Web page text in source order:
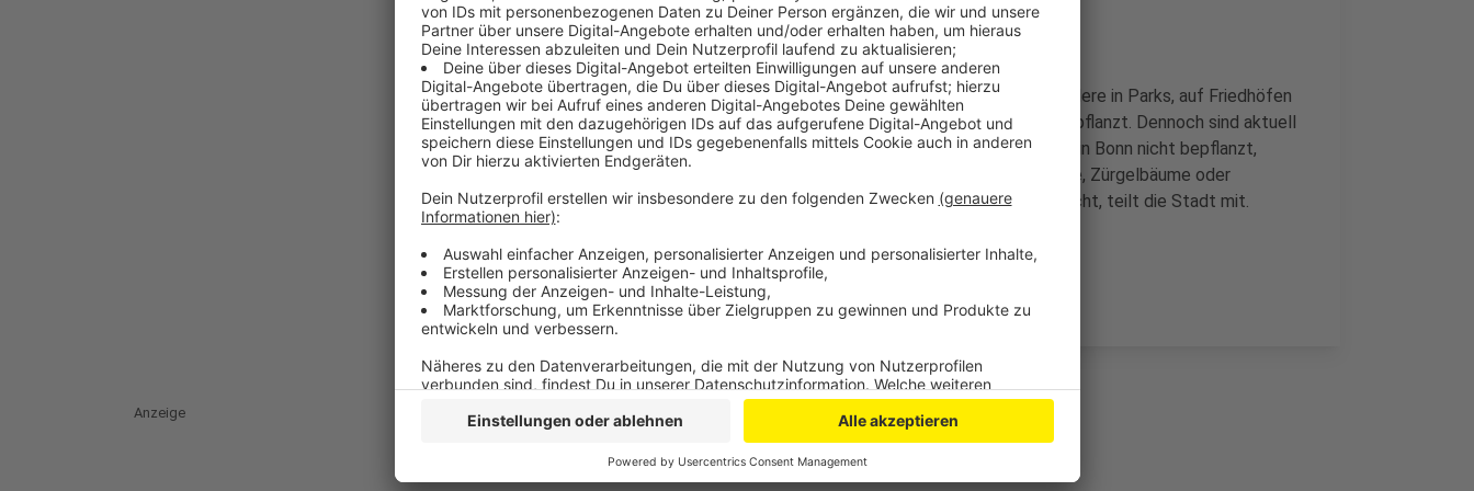
Anzeige
Allerdings wurden auch rund 280 kranke Bäume gefällt. Insbesondere in Parks, auf Friedhöfen
und auf Spielplätzen, dort wurden mehr Bäume gefällt als neu gepflanzt. Dennoch sind aktuell
nur noch drei Prozent der rund 30.000 Flächen für Straßenbäume in Bonn nicht bepflanzt,
bilanzierte die Stadt. Gepflanzt wurden zum Beispiel Spitz-Ahorne, Zürgelbäume oder
Ungarische Eichen, diese kommen mit dem Klimawandel gut zurecht, teilt die Stadt mit.
Anzeige
Anzeige